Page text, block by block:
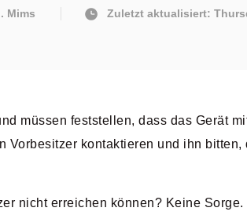
Mims Zuletzt aktualisiert:
müssen feststellen, dass das Gerät
Vorbesitzer kontaktieren und ihn
nicht erreichen können? Keine